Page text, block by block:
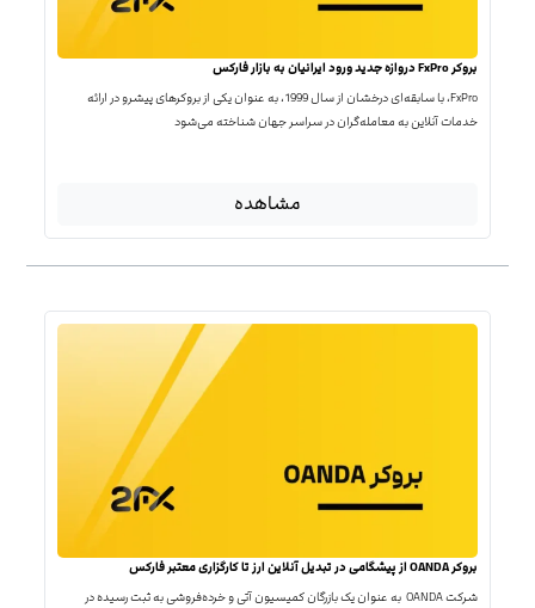
بروکر FxPro دروازه جدید ورود ایرانیان به بازار فارکس
FxPro، با سابقه‌ای درخشان از سال 1999، به عنوان یکی از بروکرهای پیشرو در ارائه
خدمات آنلاین به معامله‌گران در سراسر جهان شناخته می‌شود
مشاهده
بروکر OANDA از پیشگامی در تبدیل آنلاین ارز تا کارگزاری معتبر فارکس
شرکت OANDA به عنوان یک بازرگان کمیسیون آتی و خرده‌فروشی به ثبت رسیده در